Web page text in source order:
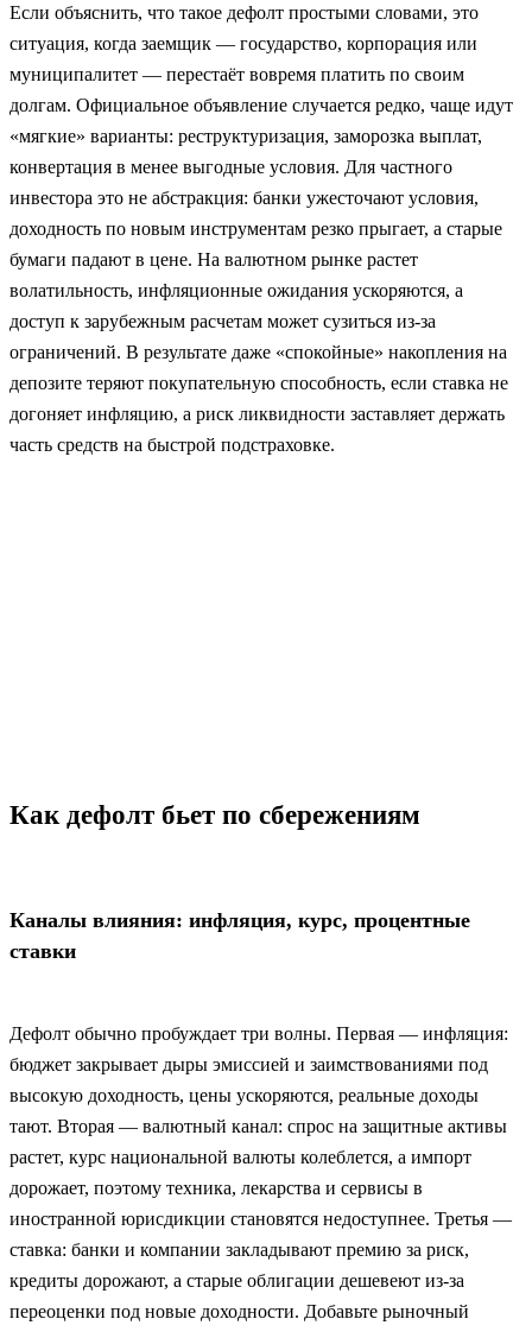
Если объяснить, что такое дефолт простыми словами, это
ситуация, когда заемщик — государство, корпорация или
муниципалитет — перестаёт вовремя платить по своим
долгам. Официальное объявление случается редко, чаще идут
«мягкие» варианты: реструктуризация, заморозка выплат,
конвертация в менее выгодные условия. Для частного
инвестора это не абстракция: банки ужесточают условия,
доходность по новым инструментам резко прыгает, а старые
бумаги падают в цене. На валютном рынке растет
волатильность, инфляционные ожидания ускоряются, а
доступ к зарубежным расчетам может сузиться из‑за
ограничений. В результате даже «спокойные» накопления на
депозите теряют покупательную способность, если ставка не
догоняет инфляцию, а риск ликвидности заставляет держать
часть средств на быстрой подстраховке.
Как дефолт бьет по сбережениям
Каналы влияния: инфляция, курс, процентные
ставки
Дефолт обычно пробуждает три волны. Первая — инфляция:
бюджет закрывает дыры эмиссией и заимствованиями под
высокую доходность, цены ускоряются, реальные доходы
тают. Вторая — валютный канал: спрос на защитные активы
растет, курс национальной валюты колеблется, а импорт
дорожает, поэтому техника, лекарства и сервисы в
иностранной юрисдикции становятся недоступнее. Третья —
ставка: банки и компании закладывают премию за риск,
кредиты дорожают, а старые облигации дешевеют из‑за
переоценки под новые доходности. Добавьте рыночный